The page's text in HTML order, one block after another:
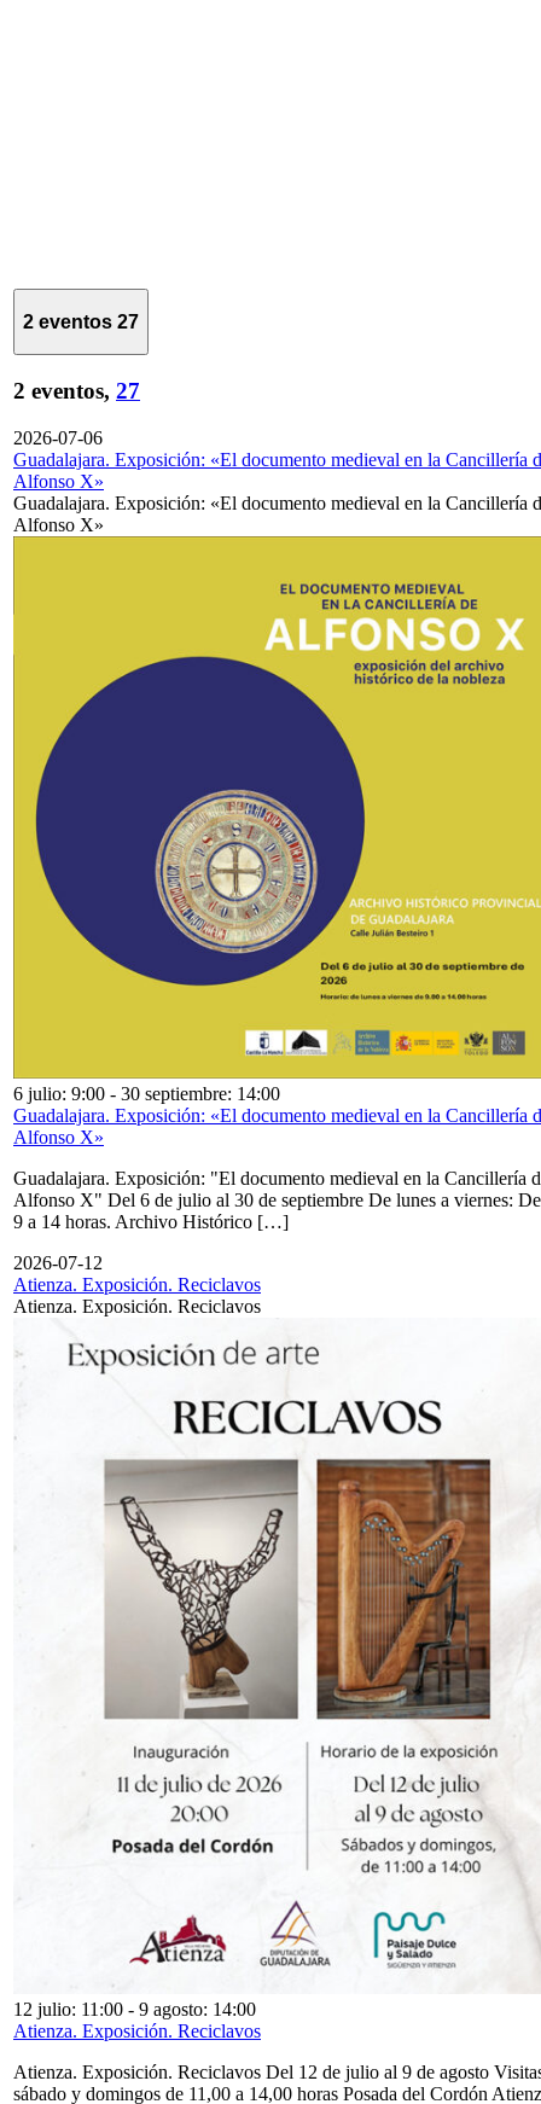
2 eventos 27
2 eventos, 27
2026-07-06
Guadalajara. Exposición: «El documento medieval en la Cancillería
Alfonso X»
Guadalajara. Exposición: «El documento medieval en la Cancillería
Alfonso X»
6 julio: 9:00 - 30 septiembre: 14:00
Guadalajara. Exposición: «El documento medieval en la Cancillería
Alfonso X»
Guadalajara. Exposición: "El documento medieval en la Cancillería
Alfonso X" Del 6 de julio al 30 de septiembre De lunes a viernes: De
9 a 14 horas. Archivo Histórico […]
2026-07-12
Atienza. Exposición. Reciclavos
Atienza. Exposición. Reciclavos
12 julio: 11:00 - 9 agosto: 14:00
Atienza. Exposición. Reciclavos
Atienza. Exposición. Reciclavos Del 12 de julio al 9 de agosto
sábado y domingos de 11,00 a 14,00 horas Posada del Cordón